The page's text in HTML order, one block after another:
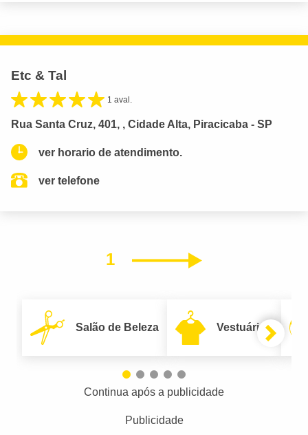
Etc & Tal
1 aval.
Rua Santa Cruz, 401, , Cidade Alta, Piracicaba - SP
ver horario de atendimento.
ver telefone
1 Próximo
Salão de Beleza Vestuário
Continua após a publicidade
Publicidade